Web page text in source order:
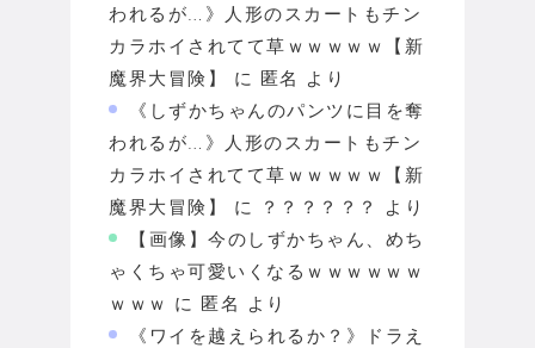
われるが…》人形のスカートもチン
カラホイされてて草ｗｗｗｗｗ【新
魔界大冒険】
に 匿名 より
《しずかちゃんのパンツに目を奪
われるが…》人形のスカートもチン
カラホイされてて草ｗｗｗｗｗ【新
魔界大冒険】
に ？？？？？？
より
【画像】今のしずかちゃん、めち
ゃくちゃ可愛いくなるｗｗｗｗｗｗ
ｗｗｗ に 匿名 より
《ワイを越えられるか？》ドラえ